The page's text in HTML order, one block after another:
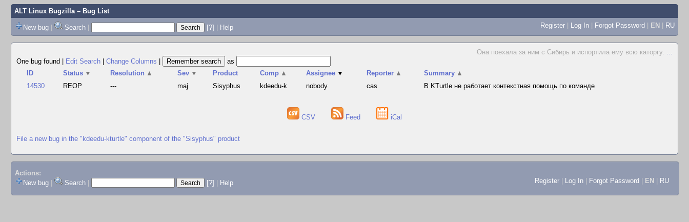
ALT Linux Bugzilla– Bug List
New bug | Search | [?] | Help Register | Log In | Forgot Password | EN | RU
Она поехала за ним с Сибирь и испортила ему всю каторгу. ...
One bug found
Edit Search Change Columns
as
ID
Status ▼ Resolution ▲ Sev ▼ Product Comp ▲ Assignee ▼ Reporter ▲ Summary ▲
14530
REOP --- maj Sisyphus kdeedu-k nobody cas В KTurtle не работает контекстная помощь по команде
CSV Feed iCal
File a new bug in the "kdeedu-kturtle" component of the "Sisyphus" product
Actions:
New bug
Search [?] Help Register Log In Forgot Password EN RU